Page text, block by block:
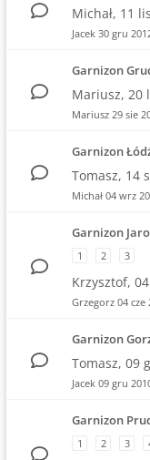
Michał, 11
Jacek 30 gru
Garnizon
Mariusz, 20
Mariusz 29 sie
Garnizon
Tomasz, 14
Michał 04 wrz
Garnizon
1
2 3
Krzysztof,
Grzegorz 04 cze
Garnizon
Tomasz, 09
Jacek 09 gru
Garnizon
1
2 3